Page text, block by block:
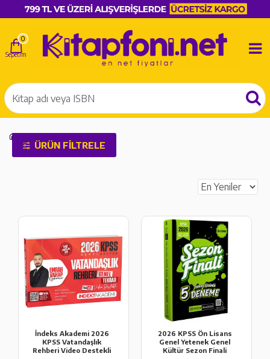
0
KPSS
İndeks Akademi 2026
KPSS Vatandaşlık
Rehberi Video Destekli
2026 KPSS Ön Lisans
Genel Yetenek Genel
Kültür Sezon Finali
ÜRÜN FILTRELE